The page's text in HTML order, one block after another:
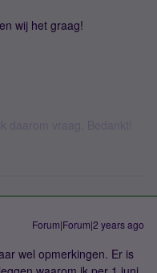
wij het graag!
Forum|Forum|2 years ago
wel opmerkingen. Er is